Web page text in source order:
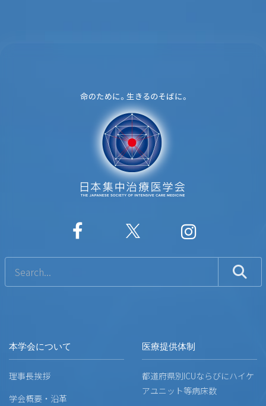
本学会について
理事長挨拶
学会概要・沿革
医療提供体制
都道府県別ICUならびにハイケ
アユニット等病床数